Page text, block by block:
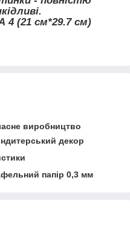
4 (21 см*29.7 см)
виробництво
декор
папір 0,3 мм